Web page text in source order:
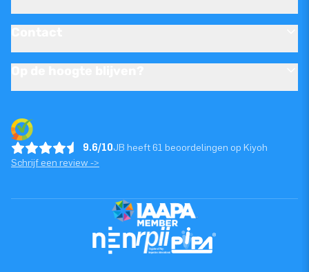
9.6/10JB heeft 61 beoordelingen op Kiyoh
Schrijf een review ->